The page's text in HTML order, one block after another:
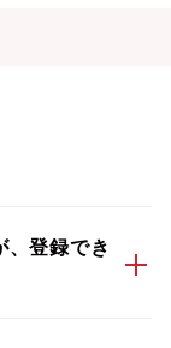
、登録でき